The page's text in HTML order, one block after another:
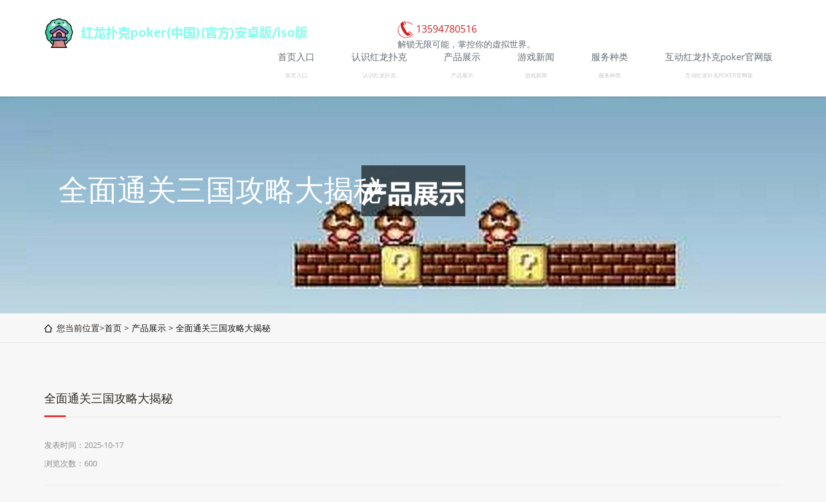
13594780516
解锁无限可能，掌控你的虚拟世界。
首页入口
首页入口
认识红龙扑克
认识红龙扑克
产品展示
产品展示
游戏新闻
游戏新闻
服务种类
服务种类
互动红龙扑克poker官网版
互动红龙扑克POKER官网版
全面通关三国攻略大揭秘
您当前位置>首页 > 产品展示 > 全面通关三国攻略大揭秘
全面通关三国攻略大揭秘
发表时间：2025-10-17
浏览次数：600